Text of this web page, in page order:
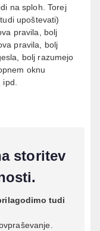
na sploh. Torej
upoštevati)
pravila, bolj
pravila, bolj
bolj razumejo
oknu
storitev
tudi